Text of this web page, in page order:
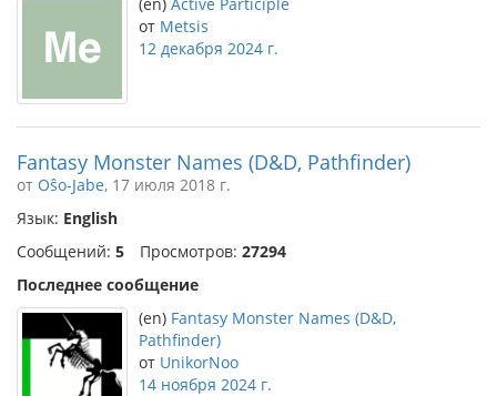
от Metsis
12 декабря 2024 г.
Fantasy Monster Names (D&D, Pathfinder)
от Oŝo-Jabe, 17 июля 2018 г.
Язык: English
Сообщений: 5 Просмотров: 27294
Последнее сообщение
(en) Fantasy Monster Names (D&D,
Pathfinder)
от UnikorNoo
14 ноября 2024 г.